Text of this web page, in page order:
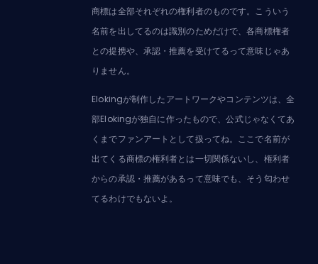
商標は全部それぞれの権利者のものです。こういう
名前を出してるのは識別のためだけで、各商標権者
との提携や、承認・推薦を受けてるって意味じゃあ
りません。
Elokingが制作したアートワークやコンテンツは、全
部Elokingが独自に作ったもので、公式じゃなくてあ
くまでファンアートとして扱ってね。ここで名前が
出てくる商標の権利者とは一切関係ないし、権利者
からの承認・推薦があるって意味でも、そう匂わせ
てるわけでもないよ。